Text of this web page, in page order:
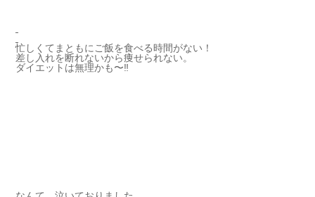
忙しくてまともにご飯を食べる時間がない！
差し入れを断れないから痩せられない。
ダイエットは無理かも〜‼︎